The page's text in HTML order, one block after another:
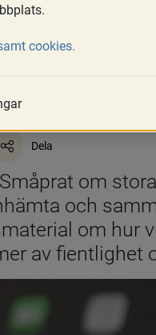
Dela
om
och
om hur
av fientlighet
cookies.